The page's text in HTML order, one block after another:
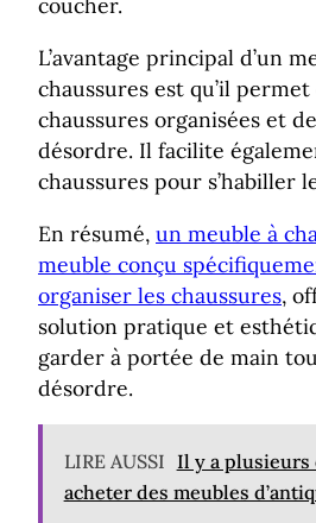
coucher.
L’avantage principal d’un
chaussures est qu’il
chaussures organisées et
désordre. Il facilite
chaussures pour s’habiller
En résumé, un meuble à
meuble conçu
organiser les chaussures,
solution pratique et
garder à portée de main
désordre.
LIRE AUSSI Il y a
acheter des meubles